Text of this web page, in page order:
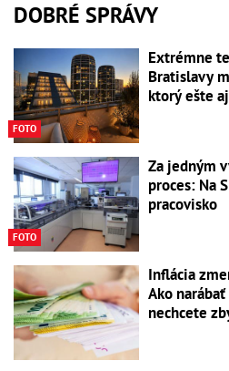
DOBRÉ SPRÁVY
FOTO
Extrémne
Bratislavy
ktorý ešte
FOTO
Za jedným
proces: Na
pracovisko
Inflácia
Ako
nechcete